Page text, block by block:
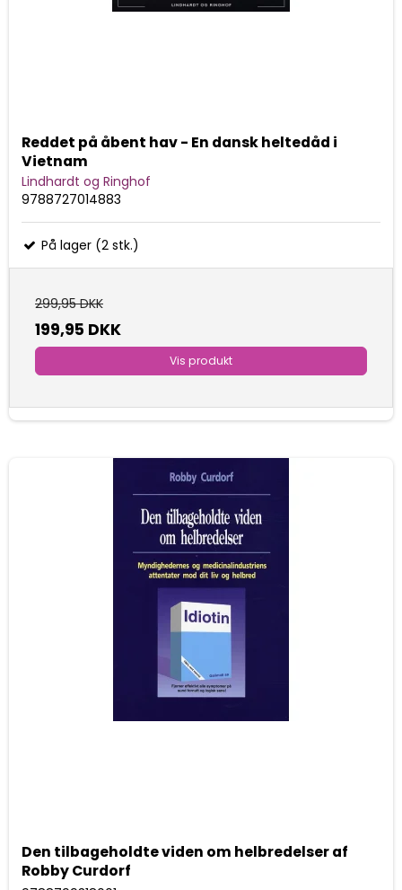
Reddet på åbent hav - En dansk heltedåd i
Vietnam
Lindhardt og Ringhof
9788727014883
På lager (2 stk.)
299,95 DKK
199,95 DKK
Vis produkt
Den tilbageholdte viden om helbredelser af
Robby Curdorf